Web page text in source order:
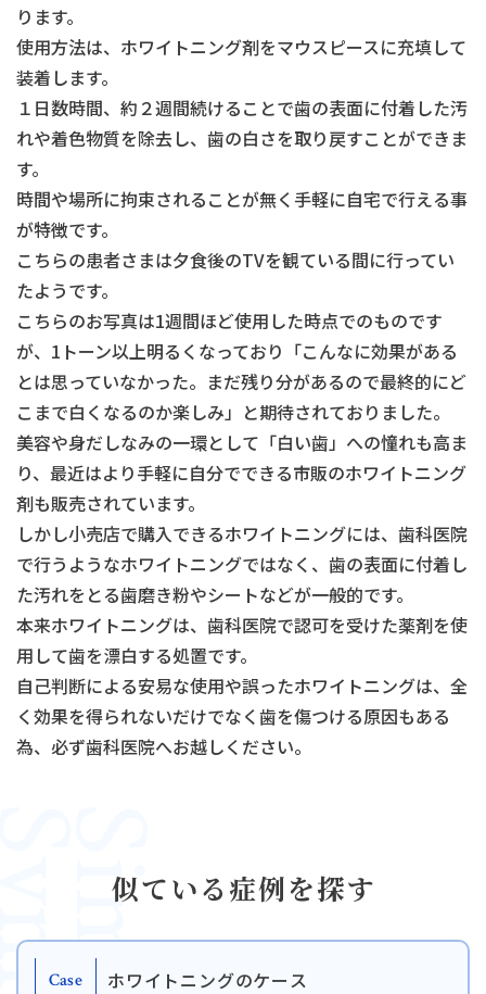
ります。
使用方法は、ホワイトニング剤をマウスピースに充填して
装着します。
１日数時間、約２週間続けることで歯の表面に付着した汚
れや着色物質を除去し、歯の白さを取り戻すことができま
す。
時間や場所に拘束されることが無く手軽に自宅で行える事
が特徴です。
こちらの患者さまは夕食後のTVを観ている間に行ってい
たようです。
こちらのお写真は1週間ほど使用した時点でのものです
が、1トーン以上明るくなっており「こんなに効果がある
とは思っていなかった。まだ残り分があるので最終的にど
こまで白くなるのか楽しみ」と期待されておりました。
美容や身だしなみの一環として「白い歯」への憧れも高ま
り、最近はより手軽に自分でできる市販のホワイトニング
剤も販売されています。
しかし小売店で購入できるホワイトニングには、歯科医院
で行うようなホワイトニングではなく、歯の表面に付着し
た汚れをとる歯磨き粉やシートなどが一般的です。
本来ホワイトニングは、歯科医院で認可を受けた薬剤を使
用して歯を漂白する処置です。
自己判断による安易な使用や誤ったホワイトニングは、全
く効果を得られないだけでなく歯を傷つける原因もある
為、必ず歯科医院へお越しください。
似ている症例を探す
Case ホワイトニングのケース